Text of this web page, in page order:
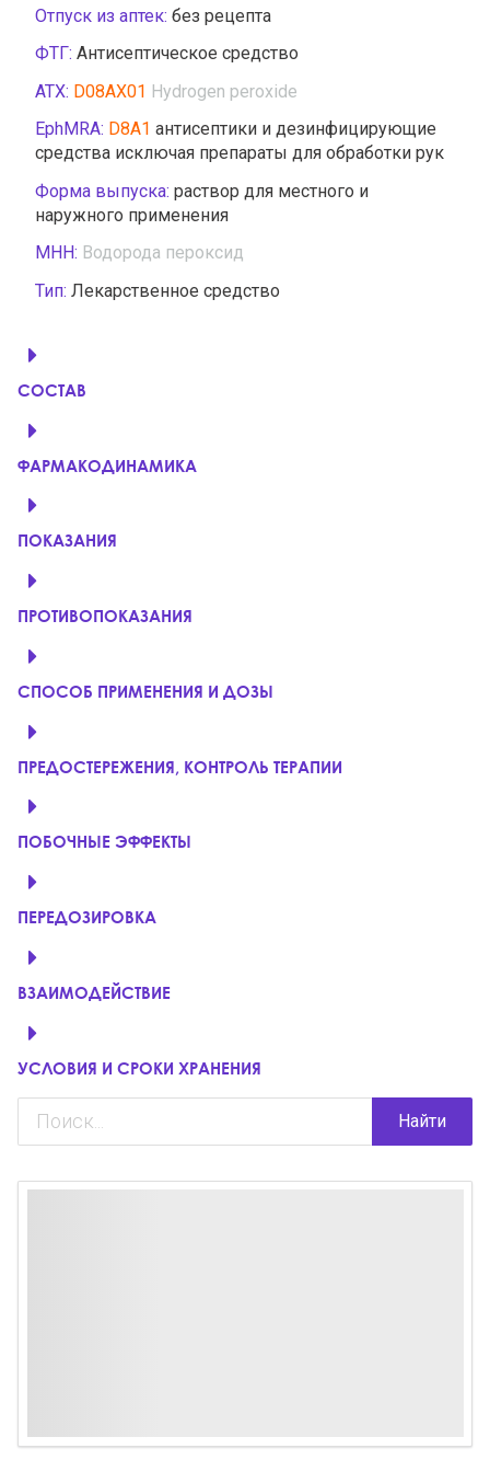
Отпуск из аптек: без рецепта
ФТГ: Антисептическое средство
АТХ: D08AX01 Hydrogen peroxide
EphMRA: D8A1 антисептики и дезинфицирующие
средства исключая препараты для обработки рук
Форма выпуска: раствор для местного и
наружного применения
МНН: Водорода пероксид
Тип: Лекарственное средство
СОСТАВ
ФАРМАКОДИНАМИКА
ПОКАЗАНИЯ
ПРОТИВОПОКАЗАНИЯ
СПОСОБ ПРИМЕНЕНИЯ И ДОЗЫ
ПРЕДОСТЕРЕЖЕНИЯ, КОНТРОЛЬ ТЕРАПИИ
ПОБОЧНЫЕ ЭФФЕКТЫ
ПЕРЕДОЗИРОВКА
ВЗАИМОДЕЙСТВИЕ
УСЛОВИЯ И СРОКИ ХРАНЕНИЯ
Найти